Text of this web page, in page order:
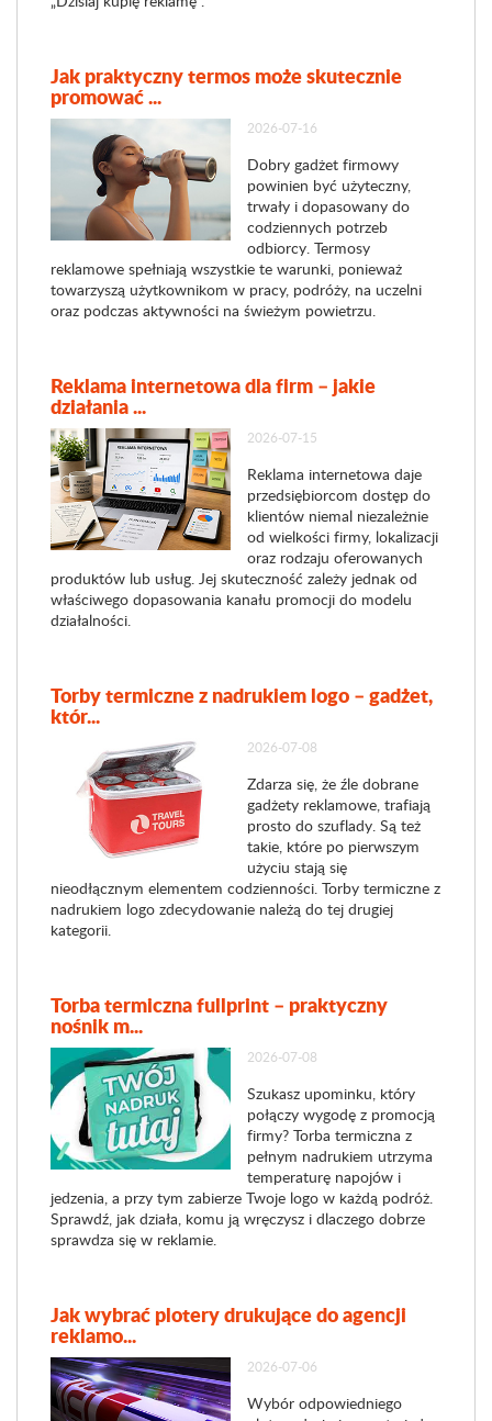
Jak praktyczny termos może skutecznie
promować ...
2026-07-16
Dobry gadżet firmowy
powinien być użyteczny,
trwały i dopasowany do
codziennych potrzeb
odbiorcy. Termosy
reklamowe spełniają wszystkie te warunki, ponieważ
towarzyszą użytkownikom w pracy, podróży, na uczelni
oraz podczas aktywności na świeżym powietrzu.
Reklama internetowa dla firm – jakie
działania ...
2026-07-15
Reklama internetowa daje
przedsiębiorcom dostęp do
klientów niemal niezależnie
od wielkości firmy, lokalizacji
oraz rodzaju oferowanych
produktów lub usług. Jej skuteczność zależy jednak od
właściwego dopasowania kanału promocji do modelu
działalności.
Torby termiczne z nadrukiem logo – gadżet,
któr...
2026-07-08
Zdarza się, że źle dobrane
gadżety reklamowe, trafiają
prosto do szuflady. Są też
takie, które po pierwszym
użyciu stają się
nieodłącznym elementem codzienności. Torby termiczne z
nadrukiem logo zdecydowanie należą do tej drugiej
kategorii.
Torba termiczna fullprint – praktyczny
nośnik m...
2026-07-08
Szukasz upominku, który
połączy wygodę z promocją
firmy? Torba termiczna z
pełnym nadrukiem utrzyma
temperaturę napojów i
jedzenia, a przy tym zabierze Twoje logo w każdą podróż.
Sprawdź, jak działa, komu ją wręczysz i dlaczego dobrze
sprawdza się w reklamie.
Jak wybrać plotery drukujące do agencji
reklamo...
2026-07-06
Wybór odpowiedniego